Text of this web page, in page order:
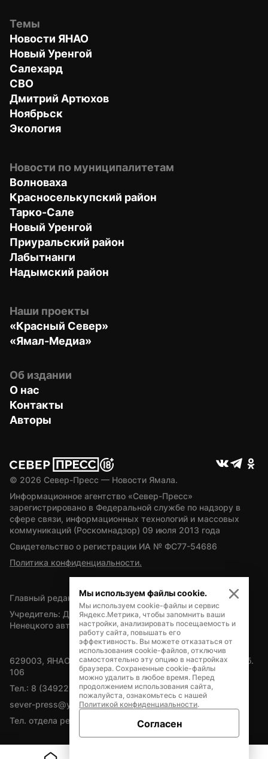
Темы
Новости ЯНАО
Новый Уренгой
Салехард
СВО
Дмитрий Артюхов
Ноябрьск
Экология
Новости по муниципалитетам
Волноваха
Красноселькупский район
Тарко-Сале
Новый Уренгой
Приуральский район
Лабытнанги
Надымский район
Наши проекты
«Красный Север»
«Ямал-Медиа»
Об издании
О нас
Контакты
Авторы
© 2026 Север-Пресс — Новости Ямала.
Информационное агентство «Север-Пресс»
зарегистрировано в Федеральной службе по надзору в
сфере связи, информационных технологий и массовых
коммуникаций (Роскомнадзор) 09 июля 2013 года
Свидетельство о регистрации ИА № ФС77-54686
Политика конфиденциальности.
Главный редактор — А.Л. Поздеев
Учредитель: Департамент внутренней политики Ямало-
Ненецкого автономного округа
629003, ЯНАО, Салехард, мкр. Богдана Кнунянца, д.1, каб.
106
Тел.: 8 (34922) 71262
sever-press@yamal-media.ru
Тел. отдела рекламы: 8 (34922) 42728
Мы используем файлы cookie.
Мы используем cookie-файлы и сервис
Яндекс.Метрика, чтобы запомнить ваши
настройки, анализировать посещаемость и
работу сайта, повышать его
эффективность. Вы можете отказаться от
использования cookie-файлов, отключив
самостоятельно эту опцию в настройках
браузера. Сохраненные cookie-файлы
можно удалить в любое время. Перед
продолжением использования сайта,
пожалуйста, ознакомьтесь с нашей
Политикой конфиденциальности.
Согласен